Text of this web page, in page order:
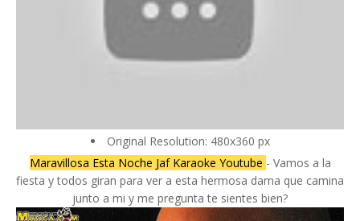
Original Resolution: 480x360 px
Maravillosa Esta Noche Jaf Karaoke Youtube - Vamos a la
fiesta y todos giran para ver a esta hermosa dama que camina
junto a mi y me pregunta te sientes bien?